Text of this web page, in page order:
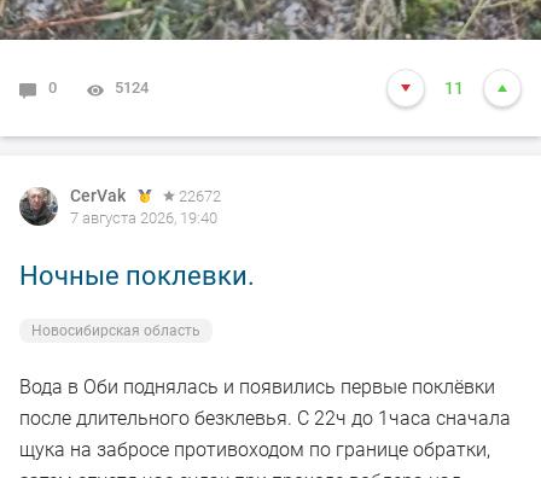
0 5124 11
CerVak
22672
7 августа 2026, 19:40
Ночные поклевки.
Новосибирская область
Вода в Оби поднялась и появились первые поклёвки
после длительного безклевья. С 22ч до 1часа сначала
щука на забросе противоходом по границе обратки,